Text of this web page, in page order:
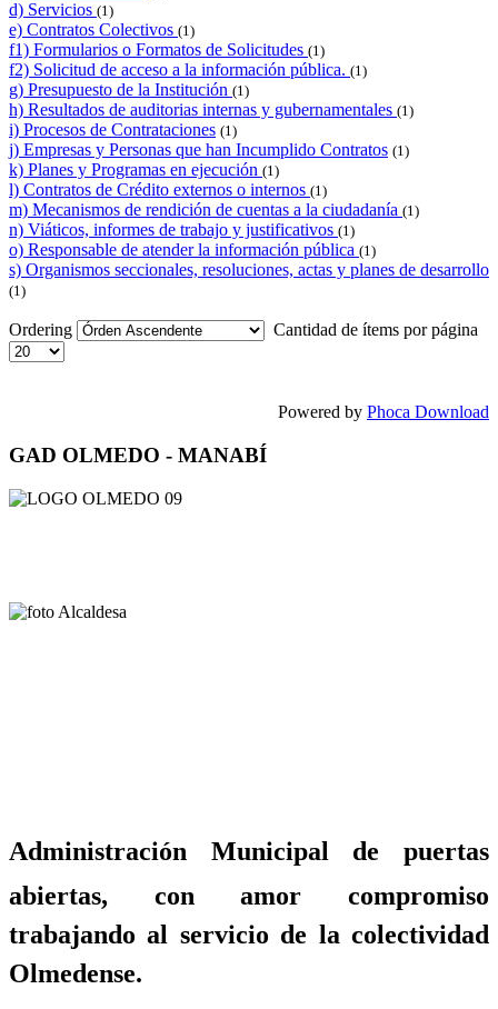
d) Servicios (1)
e) Contratos Colectivos (1)
f1) Formularios o Formatos de Solicitudes (1)
f2) Solicitud de acceso a la información pública. (1)
g) Presupuesto de la Institución (1)
h) Resultados de auditorias internas y gubernamentales (1)
i) Procesos de Contrataciones (1)
j) Empresas y Personas que han Incumplido Contratos (1)
k) Planes y Programas en ejecución (1)
l) Contratos de Crédito externos o internos (1)
m) Mecanismos de rendición de cuentas a la ciudadanía (1)
n) Viáticos, informes de trabajo y justificativos (1)
o) Responsable de atender la información pública (1)
s) Organismos seccionales, resoluciones, actas y planes de desarrollo
(1)
Ordering Cantidad de ítems por página
Powered by Phoca Download
GAD OLMEDO - MANABÍ
Administración Municipal de puertas
abiertas, con amor compromiso
trabajando al servicio de la colectividad
Olmedense.